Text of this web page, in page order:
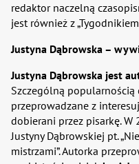
redaktor naczelną
jest również z
Justyna Dąbrowska –
Justyna Dąbrowska jest
Szczególną popularnością
przeprowadzane z
dobierani przez pisarkę. W
Justyny Dąbrowskiej pt.
mistrzami”. Autorka